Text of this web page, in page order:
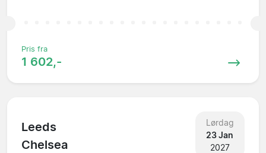
Pris fra
1 602,-
Leeds
Chelsea
Lørdag
23 Jan
2027